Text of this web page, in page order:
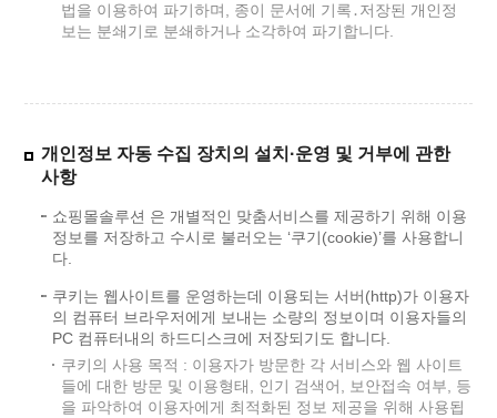
법을 이용하여 파기하며, 종이 문서에 기록․저장된 개인정
보는 분쇄기로 분쇄하거나 소각하여 파기합니다.
개인정보 자동 수집 장치의 설치·운영 및 거부에 관한
사항
쇼핑몰솔루션 은 개별적인 맞춤서비스를 제공하기 위해 이용
정보를 저장하고 수시로 불러오는 ‘쿠기(cookie)’를 사용합니
다.
쿠키는 웹사이트를 운영하는데 이용되는 서버(http)가 이용자
의 컴퓨터 브라우저에게 보내는 소량의 정보이며 이용자들의
PC 컴퓨터내의 하드디스크에 저장되기도 합니다.
쿠키의 사용 목적 : 이용자가 방문한 각 서비스와 웹 사이트
들에 대한 방문 및 이용형태, 인기 검색어, 보안접속 여부, 등
을 파악하여 이용자에게 최적화된 정보 제공을 위해 사용됩